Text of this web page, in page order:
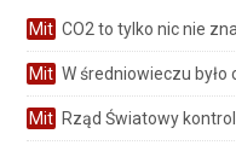
Mit CO2 to tylko nic nie
Mit W średniowieczu było
Mit Rząd Światowy